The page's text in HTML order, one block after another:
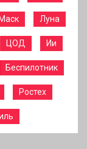
Луна
ЦОД Ии
Беспилотник
Ростех